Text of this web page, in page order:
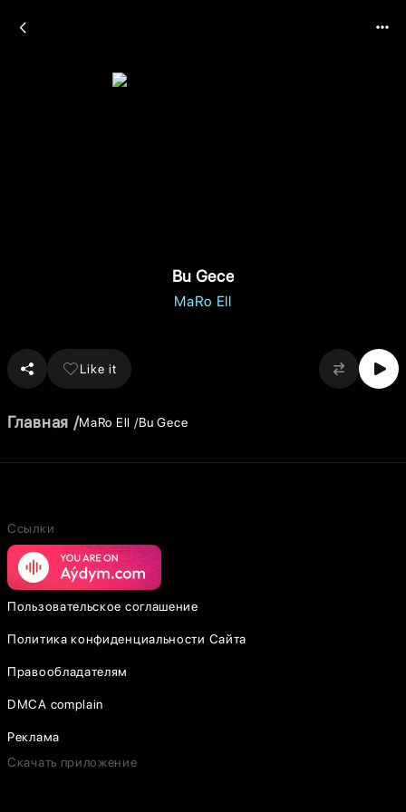
Bu Gece
MaRo Ell
Like it
Главная MaRo Ell Bu Gece
Ссылки
Пользовательское соглашение
Политика конфиденциальности Сайта
Правообладателям
DMCA complain
Реклама
Скачать приложение